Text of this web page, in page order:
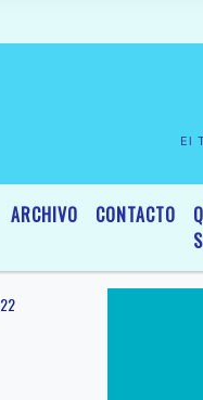
de InterÃ©s General
El
ARCHIVO CONTACTO